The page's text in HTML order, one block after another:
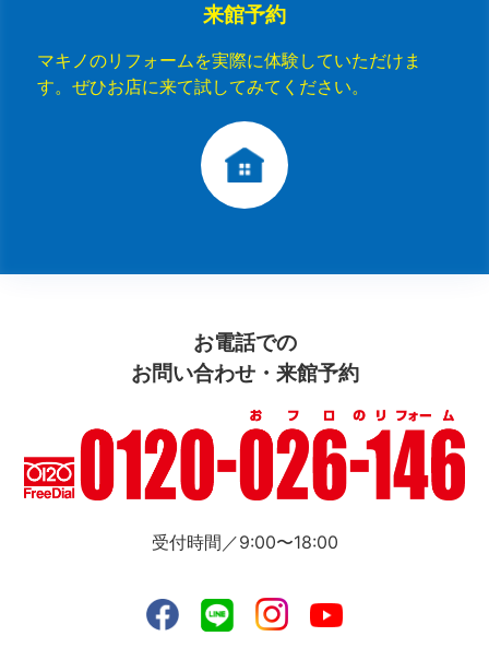
来館予約
マキノのリフォームを実際に体験していただけま
す。ぜひお店に来て試してみてください。
お電話での
お問い合わせ・来館予約
受付時間／9:00〜18:00